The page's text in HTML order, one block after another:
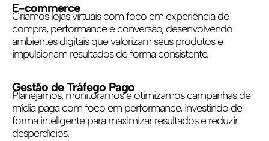
E-commerce
Criamos lojas virtuais com foco em experiência de
compra, performance e conversão, desenvolvendo
ambientes digitais que valorizam seus produtos e
impulsionam resultados de forma consistente.
Gestão de Tráfego Pago
Planejamos, monitoramos e otimizamos campanhas de
mídia paga com foco em performance, investindo de
forma inteligente para maximizar resultados e reduzir
desperdícios.